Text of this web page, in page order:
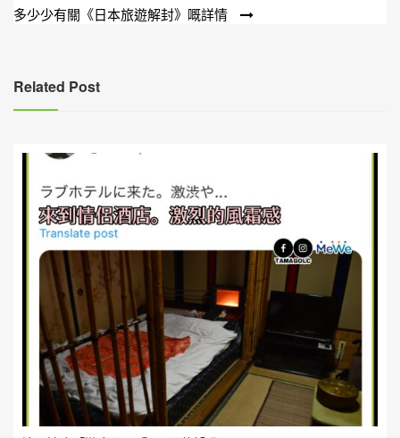
章
多少少有關《日本旅遊解封》嘅詳情
Related Post